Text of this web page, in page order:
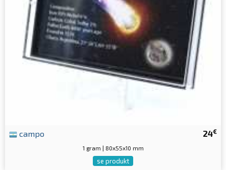
24€
campo
1 gram | 80x55x10 mm
se produkt